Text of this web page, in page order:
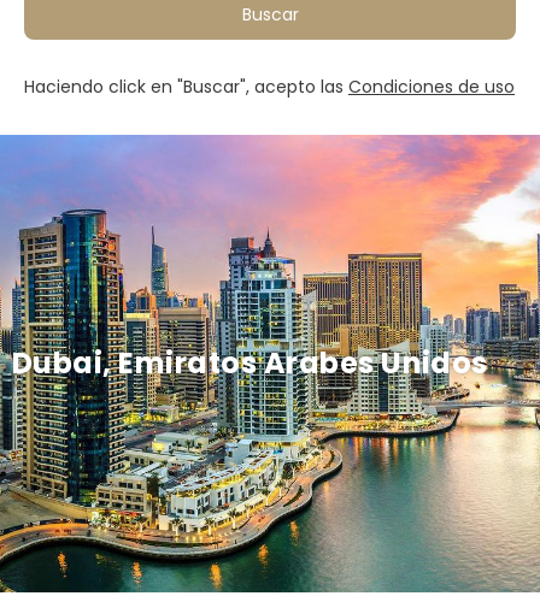
Dubai, Emiratos Arabes Unidos
Buscar
Haciendo click en "Buscar", acepto las Condiciones de uso